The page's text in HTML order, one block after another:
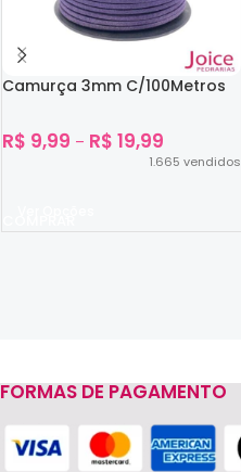
Camurça 3mm C/100Metros
R$ 9,99 – R$ 19,99
1.665 vendidos
Read more
FORMAS DE PAGAMENTO